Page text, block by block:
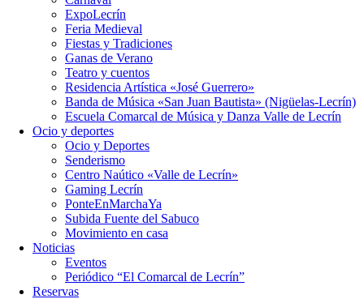
ExpoLecrín
Feria Medieval
Fiestas y Tradiciones
Ganas de Verano
Teatro y cuentos
Residencia Artística «José Guerrero»
Banda de Música «San Juan Bautista» (Nigüelas-Lecrín)
Escuela Comarcal de Música y Danza Valle de Lecrín
Ocio y deportes
Ocio y Deportes
Senderismo
Centro Naútico «Valle de Lecrín»
Gaming Lecrín
PonteEnMarchaYa
Subida Fuente del Sabuco
Movimiento en casa
Noticias
Eventos
Periódico “El Comarcal de Lecrín”
Reservas